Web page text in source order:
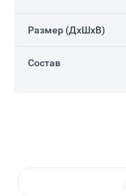
Размер (ДxШxВ)
Состав